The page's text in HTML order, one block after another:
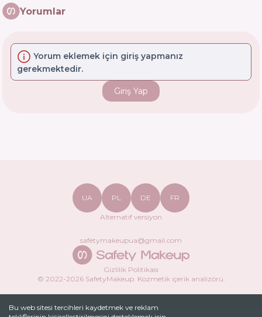
Bu web sitesi tercihleri ​​kaydetmek ve reklam
Yorumlar
Yorum eklemek için giriş yapmanız
gerekmektedir.
Giriş Yap
Gizlilik Politikası
© 2022-2026SafetyMakeup. Kozmetik içerik analizörü.
UA PL DE FR
Alternatif versiyon
safetymakeupua@gmail.com